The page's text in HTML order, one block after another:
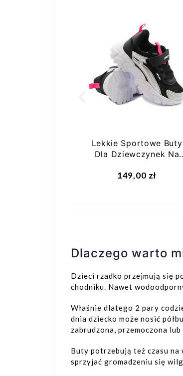
Lekkie Sportowe Buty
Dla Dziewczynek Na
149,00 zł
Dlaczego warto
Dzieci rzadko przejmują się
chodniku. Nawet
Właśnie dlatego 2 pary
dnia dziecko może nosić
zabrudzona, przemoczona lub
Buty potrzebują też czasu na
sprzyjać gromadzeniu się